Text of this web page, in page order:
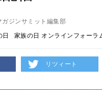
ガジンサミット編集部
日 家族の日 オンラインフォーラ
リツィート